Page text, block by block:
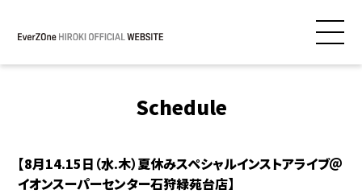
Schedule
【8月14.15日（水.木）夏休みスペシャルインストアライブ＠
イオンスーパーセンター石狩緑苑台店】